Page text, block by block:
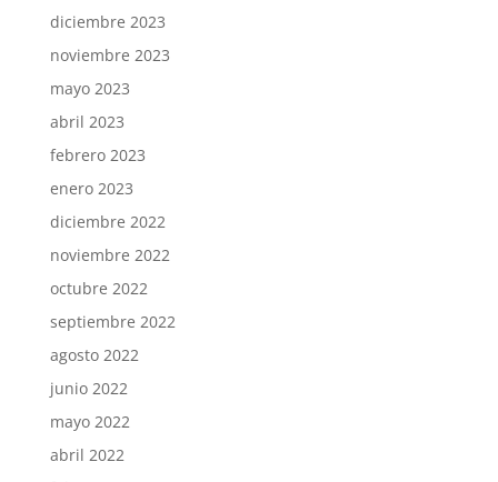
diciembre 2023
noviembre 2023
mayo 2023
abril 2023
febrero 2023
enero 2023
diciembre 2022
noviembre 2022
octubre 2022
septiembre 2022
agosto 2022
junio 2022
mayo 2022
abril 2022